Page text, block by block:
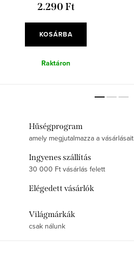
2.290 Ft
KOSÁRBA
Raktáron
Hűségprogram
amely megjutalmazza a vásárlásait
Ingyenes szállítás
30 000 Ft vásárlás felett
Elégedett vásárlók
Világmárkák
csak nálunk